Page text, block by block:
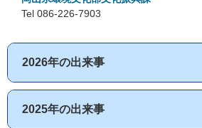
Tel 086-226-7903
2026年の出来事
2025年の出来事